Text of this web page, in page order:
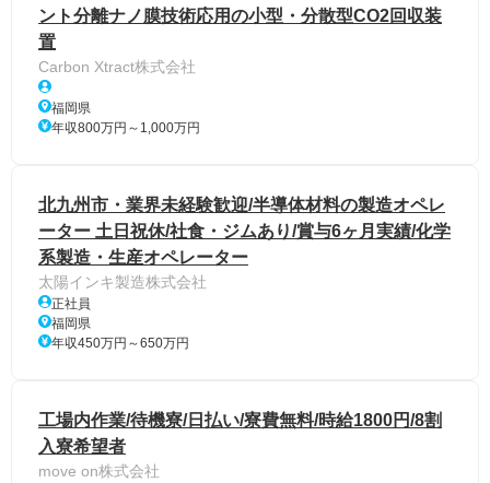
ント分離ナノ膜技術応用の小型・分散型CO2回収装
置
Carbon Xtract株式会社
福岡県
年収800万円～1,000万円
北九州市・業界未経験歓迎/半導体材料の製造オペレ
ーター 土日祝休/社食・ジムあり/賞与6ヶ月実績/化学
系製造・生産オペレーター
太陽インキ製造株式会社
正社員
福岡県
年収450万円～650万円
工場内作業/待機寮/日払い/寮費無料/時給1800円/8割
入寮希望者
move on株式会社